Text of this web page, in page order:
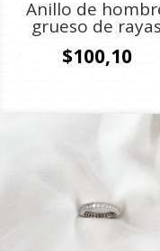
Anillo de
grueso de rayas
$100,10